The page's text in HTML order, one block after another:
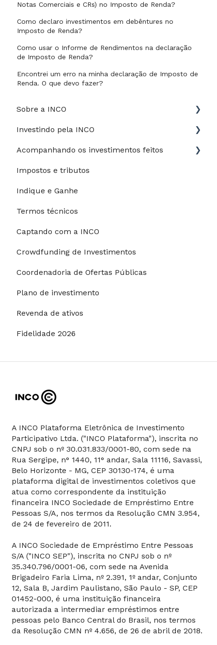
Notas Comerciais e CRs) no Imposto de Renda?
Como declaro investimentos em debêntures no
Imposto de Renda?
Como usar o Informe de Rendimentos na declaração
de Imposto de Renda?
Encontrei um erro na minha declaração de Imposto de
Renda. O que devo fazer?
Sobre a INCO
Jurídico
Investindo pela INCO
Perfil de risco
Guia do Investidor
Depósitos e saques
Processo de investimento
Modalidades de pagamento
Riscos e garantias
Restrições para investimentos
Acompanhando os investimentos feitos
Meus investimentos
Meu desempenho
Impostos e tributos
Indique e Ganhe
Termos técnicos
Captando com a INCO
Crowdfunding de Investimentos
Coordenadoria de Ofertas Públicas
Plano de investimento
Revenda de ativos
Fidelidade 2026
A INCO Plataforma Eletrônica de Investimento
Participativo Ltda. ("INCO Plataforma"), inscrita no
CNPJ sob o nº 30.031.833/0001-80, com sede na
Rua Sergipe, n° 1440, 11° andar, Sala 11116, Savassi,
Belo Horizonte - MG, CEP 30130-174, é uma
plataforma digital de investimentos coletivos que
atua como correspondente da instituição
financeira INCO Sociedade de Empréstimo Entre
Pessoas S/A, nos termos da Resolução CMN 3.954,
de 24 de fevereiro de 2011.
A INCO Sociedade de Empréstimo Entre Pessoas
S/A ("INCO SEP"), inscrita no CNPJ sob o nº
35.340.796/0001-06, com sede na Avenida
Brigadeiro Faria Lima, nº 2.391, 1º andar, Conjunto
12, Sala B, Jardim Paulistano, São Paulo - SP, CEP
01452-000, é uma instituição financeira
autorizada a intermediar empréstimos entre
pessoas pelo Banco Central do Brasil, nos termos
da Resolução CMN nº 4.656, de 26 de abril de 2018.